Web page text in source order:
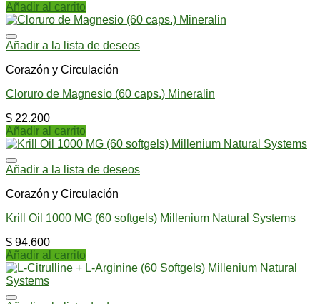
Añadir al carrito
Añadir a la lista de deseos
Corazón y Circulación
Cloruro de Magnesio (60 caps.) Mineralin
$ 22.200
Añadir al carrito
Añadir a la lista de deseos
Corazón y Circulación
Krill Oil 1000 MG (60 softgels) Millenium Natural Systems
$ 94.600
Añadir al carrito